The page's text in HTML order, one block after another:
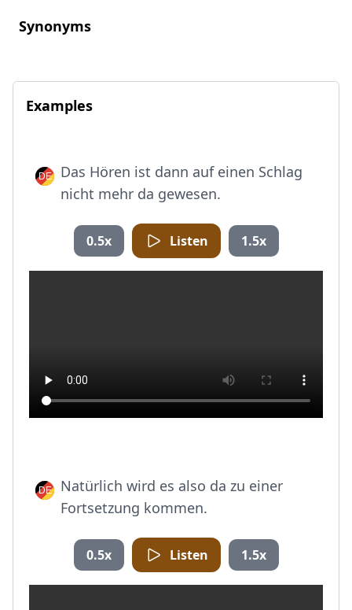
Synonyms
Examples
Das Hören ist dann auf einen Schlag
nicht mehr da gewesen.
0.5x Listen 1.5x
Natürlich wird es also da zu einer
Fortsetzung kommen.
0.5x Listen 1.5x